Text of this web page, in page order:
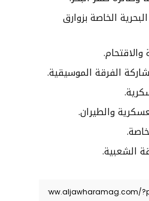
الخاصة بزوارق
والاقتحام.
الفرقة الموسيقية.
والطيران.
الشعبية.